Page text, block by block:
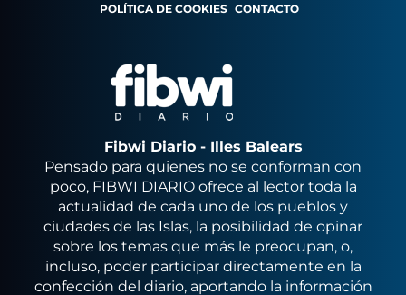
POLÍTICA DE COOKIES CONTACTO
Fibwi Diario - Illes Balears
Pensado para quienes no se conforman con
poco, FIBWI DIARIO ofrece al lector toda la
actualidad de cada uno de los pueblos y
ciudades de las Islas, la posibilidad de opinar
sobre los temas que más le preocupan, o,
incluso, poder participar directamente en la
confección del diario, aportando la información